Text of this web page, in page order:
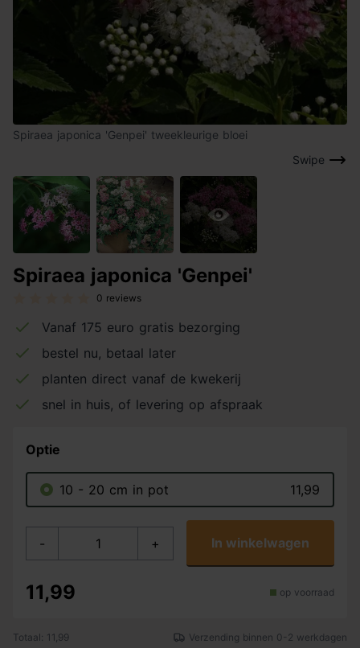
Swipe
Spiraea japonica 'Genpei' tweekleurige bloei
Spiraea japonica 'Genpei'
0 reviews
Vanaf 175 euro gratis bezorging
bestel nu, betaal later
planten direct vanaf de kwekerij
snel in huis, of levering op afspraak
Optie
10 - 20 cm in pot 11,99
- + In winkelwagen
11,99 op voorraad
Totaal: 11,99 Verzending binnen 0-2 werkdagen